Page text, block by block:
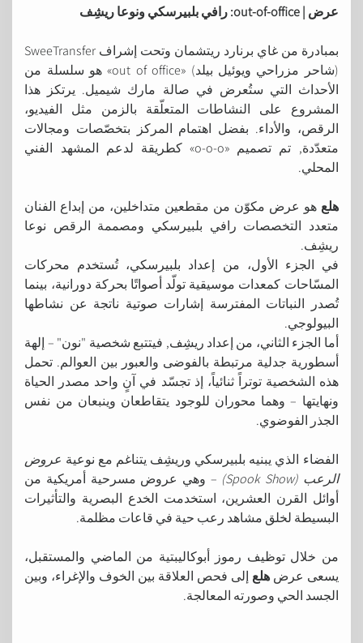
عرض | out-of-office: رافي بلبيرسكي ونوعا ريشِف
بمبادرة من غاي برنارد ريتشمان وتحت إشراف SweeTransfer
(شاحر مزراحي ويوئيل بيلد) «out of office» هو سلسلة من
الأحداث التي ستُعرض في صالة مارك شيميل. يرتكز هذا
المشروع على النشاطات المتعلّقة بالزمن مثل الفيديو،
الرقص، والأداء. بفضل اهتمام المركز بتخصّصات ومجالات
متعدّدة, تم تصميم «o-o-o» كطريقة لدعم المشهد الفني
المحلي.
هلع هو عرض مكوّن من مقطعين متداخلين، من إبداع الفنان
متعدد التخصصات رافي بلبيرسكي ومصممة الرقص نوعا
ريشِف.
في الجزء الأول، من إعداد بلبيرسكي، تُستخدم محركات
المسّاحات كمعدات موسيقية تولّد أصواتًا بحركة دورانية، بينما
تُصدر النباتات المفترسة إشارات صوتية ناتجة عن نشاطها
البيولوجي.
أما الجزء الثاني، من إعداد ريشِف, فيتتبع شخصية "نون" – إلهة
أسطورية جدلية مرتبطة بالفوضى والعبور بين العوالم. تحمل
هذه الشخصية توتراً ثنائياً، إذ تجسّد في آنٍ واحد مصدر الحياة
ونهايتها – وهما محوران للوجود يتقاطعان وينبعان من نفس
الجذر الفوضوي.
الفضاء الذي يبنيه بلبيرسكي وريشِف يتناغم مع نوعية عروض
الرعب (Spook Show)
– وهي عروض مسرحية أمريكية من
أوائل القرن العشرين، استخدمت الخدع البصرية والتأثيرات
البسيطة لخلق مشاهد رعب حية في قاعات مظلمة.
من خلال توظيف رموز أبوكاليبتية من الماضي والمستقبل،
يسعى عرضهلعإلى فحص العلاقة بين الخوف والإغراء، وبين
الجسد الحي وصورته المعالجة.